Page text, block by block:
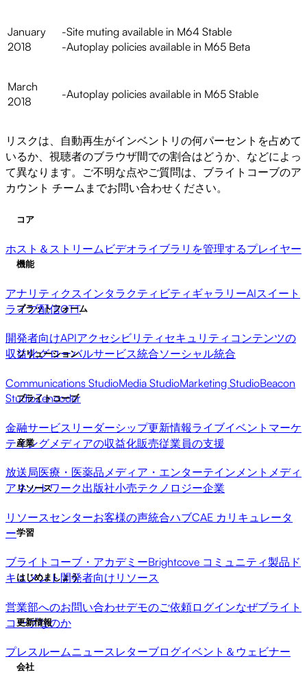
January
2018
-Site muting available in M64 Stable
-Autoplay policies available in M65 Beta
March
2018
-Autoplay policies available in M65 Stable
リスクは、自動再生がインベントリの何パーセントを占めて
いるか、視聴者のブラウザ間での割合はどうか、などによっ
て異なります。ご不明な点やご質問は、ブライトコーブのア
カウント チームまでお問い合わせください。
コア
ホスト＆ストリーム ビデオライブラリを管理するプレイヤー
機能
アナリティクスインタラクティビティ ギャラリーAIスイート
ライブ配信OTT
プラットフォーム
開発者向けAPIアクセシビリティ セキュリティ コンテンツの
収益化グローバルサービス統合ソーシャル統合
ソリューション
Communications StudioMedia StudioMarketing StudioBeacon
StudioZencoder
ブライトコーブ
金融サービス リーダーシップ更新情報ライブイベント マーケ
ティングメディアの収益化販売従業員の支援
産業
放送局医療・医薬品メディア・エンターテインメント メディ
アネットワーク出版社小売テクノロジー企業
リソース
リソースセンターお客様の声統合ハブCAE カリキュレータ
ー学習
ブライトコーブ・アカデミーBrightcove コミュニティ製品ド
キュメント開発者向けリソース
はじめましょう
営業部へのお問い合わせデモのご依頼ログインなぜブライト
コーブなのか
更新情報
プレスルームニュースレターブログイベント＆ウェビナー
会社